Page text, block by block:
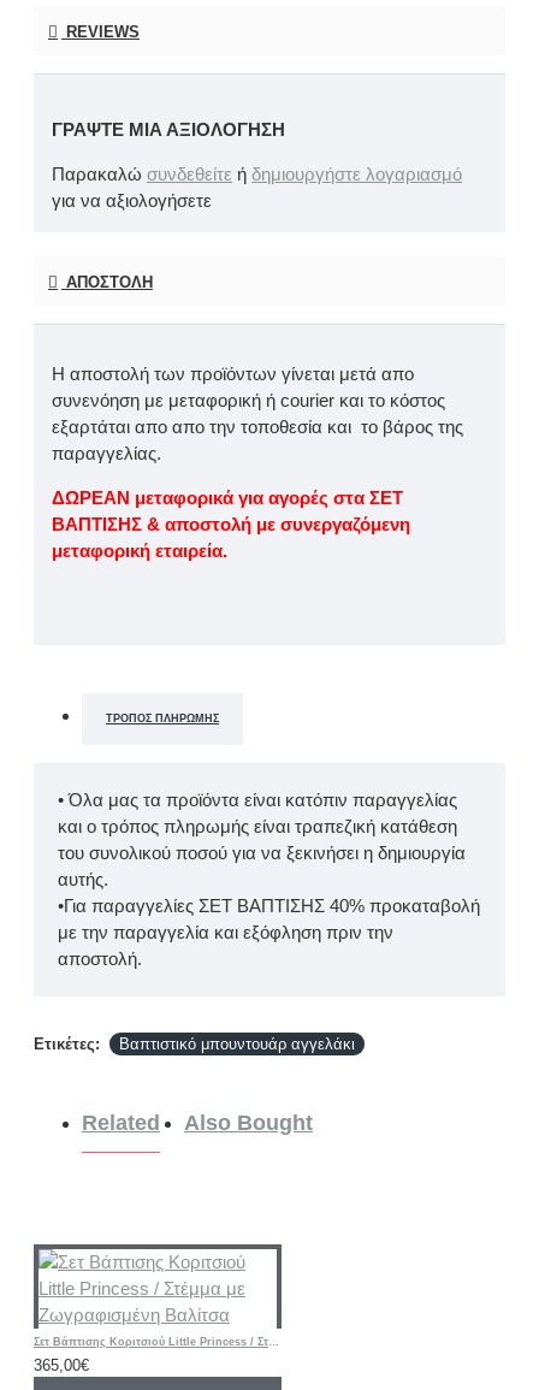
REVIEWS
ΓΡΆΨΤΕ ΜΙΑ ΑΞΙΟΛΌΓΗΣΗ
Παρακαλώ συνδεθείτε ή δημιουργήστε λογαριασμό
για να αξιολογήσετε
ΑΠΟΣΤΟΛΉ
Η αποστολή των προϊόντων γίνεται μετά απο
συνενόηση με μεταφορική ή courier και το κόστος
εξαρτάται απο απο την τοποθεσία και το βάρος της
παραγγελίας.
ΔΩΡΕΑΝ μεταφορικά για αγορές στα ΣΕΤ
ΒΑΠΤΙΣΗΣ & αποστολή με συνεργαζόμενη
μεταφορική εταιρεία.
ΤΡΌΠΟΣ ΠΛΗΡΩΜΉΣ
• Όλα μας τα προϊόντα είναι κατόπιν παραγγελίας
και ο τρόπος πληρωμής είναι τραπεζική κατάθεση
του συνολικού ποσού για να ξεκινήσει η δημιουργία
αυτής.
•Για παραγγελίες ΣΕΤ ΒΑΠΤΙΣΗΣ 40% προκαταβολή
με την παραγγελία και εξόφληση πριν την
αποστολή.
Ετικέτες: Βαπτιστικό μπουντουάρ αγγελάκι
Related Also Bought
Σετ Βάπτισης Κοριτσιού Little Princess / Στέμμα με Ζωγραφισμένη Βαλίτσα
365,00€